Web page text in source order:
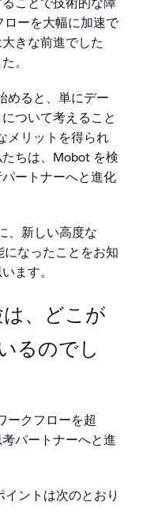
ーを大幅に加速で
きな前進でした
。
めると、単にデー
ついて考えること
メリットを得られ
ちは、Mobot を検
ートナーへと進化
、新しい高度な
なったことをお知
ます。
、どこが
るのでし
ークフローを超
パートナーへと進
ントは次のとおり